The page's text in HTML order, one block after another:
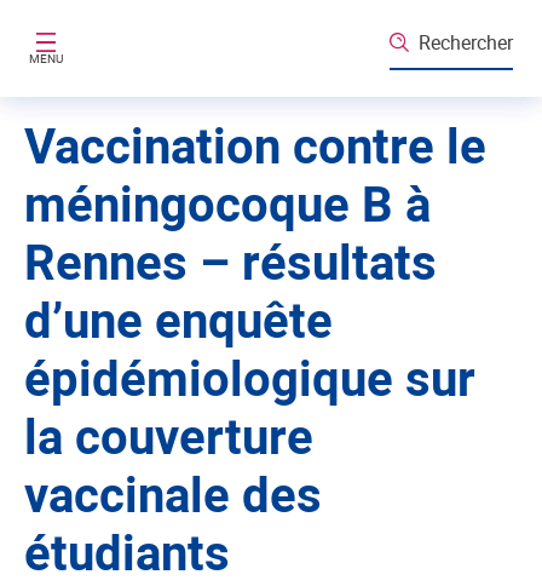
MENU
Rechercher
Vaccination contre le
méningocoque B à
Rennes – résultats
d’une enquête
épidémiologique sur
la couverture
vaccinale des
étudiants